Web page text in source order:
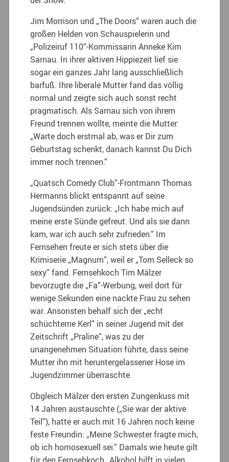
Jim Morrison und „The Doors“ waren auch die
großen Helden von Schauspielerin und
„Polizeiruf 110“-Kommissarin Anneke Kim
Sarnau. In ihrer aktiven Hippiezeit lief sie
sogar ein ganzes Jahr lang ausschließlich
barfuß. Ihre liberale Mutter fand das völlig
normal und zeigte sich auch sonst recht
pragmatisch. Als Sarnau sich von ihrem
Freund trennen wollte, meinte die Mutter:
„Warte doch erstmal ab, was er Dir zum
Geburtstag schenkt, danach kannst Du Dich
immer noch trennen.“
„Quatsch Comedy Club“-Frontmann Thomas
Hermanns blickt entspannt auf seine
Jugendsünden zurück: „Ich habe mich auf
meine erste Sünde gefreut. Und als sie dann
kam, war ich auch sehr zufrieden.“ Im
Fernsehen freute er sich stets über die
Krimiserie „Magnum“, weil er „Tom Selleck so
sexy“ fand. Fernsehkoch Tim Mälzer
bevorzugte die „Fa“-Werbung, weil dort für
wenige Sekunden eine nackte Frau zu sehen
war. Ansonsten behalf sich der „echt
schüchterne Kerl“ in seiner Jugend mit der
Zeitschrift „Praline“, was zu der
unangenehmen Situation führte, dass seine
Mutter ihn mit heruntergelassener Hose im
Jugendzimmer überraschte.
Obgleich Mälzer den ersten Zungenkuss mit
14 Jahren austauschte („Sie war der aktive
Teil“), hatte er auch mit 16 Jahren noch keine
feste Freundin: „Meine Schwester fragte mich,
ob ich homosexuell sei.“ Damals wie heute gilt